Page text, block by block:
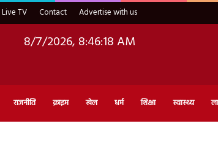
Live TV Contact Advertise with us
8/7/2026, 8:46:19 AM
राजनीति क्राइम खेल धर्म शिक्षा स्वास्थ्य